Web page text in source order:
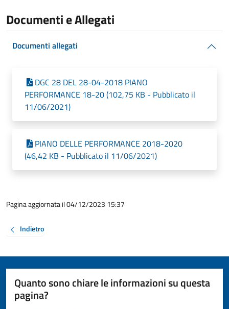
Documenti e Allegati
Documenti allegati
DGC 28 DEL 28-04-2018 PIANO
PERFORMANCE 18-20 (102,75 KB - Pubblicato il
11/06/2021)
PIANO DELLE PERFORMANCE 2018-2020
(46,42 KB - Pubblicato il 11/06/2021)
Pagina aggiornata il 04/12/2023 15:37
Indietro
Quanto sono chiare le informazioni su questa
pagina?